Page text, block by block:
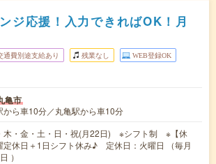
ジ応援！入力できればOK！月
通費別途支給あり 残業なし WEB登録OK
亀市
から車10分／丸亀駅から車10分
木・金・土・日・祝(月22日) ※シフト制 ※【休
定休日＋1日シフト休み♪ 定休日：火曜日 （毎月
）